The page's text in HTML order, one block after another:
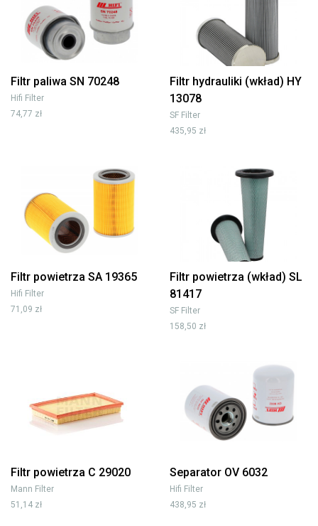
Filtr paliwa SN 70248
Hifi Filter
74,77 zł
Filtr hydrauliki (wkład) HY
13078
SF Filter
435,95 zł
Filtr powietrza SA 19365
Hifi Filter
71,09 zł
Filtr powietrza (wkład) SL
81417
SF Filter
158,50 zł
Filtr powietrza C 29020
Mann Filter
51,14 zł
Separator OV 6032
Hifi Filter
438,95 zł